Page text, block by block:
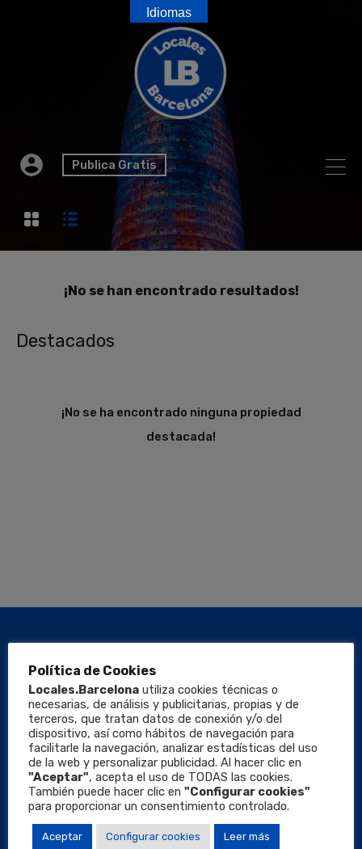
Publica Gratis
¡No se han encontrado resultados!
Destacados
¡No se ha encontrado ninguna propiedad
destacada!
Locales Barcelona
Política de Cookies
Locales.Barcelona utiliza cookies técnicas o
necesarias, de análisis y publicitarias, propias y de
terceros, que tratan datos de conexión y/o del
dispositivo, así como hábitos de navegación para
facilitarle la navegación, analizar estadísticas del uso
de la web y personalizar publicidad. Al hacer clic en
"Aceptar", acepta el uso de TODAS las cookies.
También puede hacer clic en "Configurar cookies"
para proporcionar un consentimiento controlado.
Aceptar Configurar cookies Leer más
Idiomas